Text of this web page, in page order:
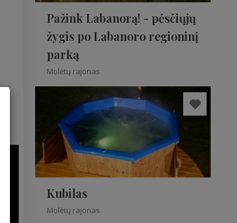
Pažink Labanorą! - pėsčiųjų
žygis po Labanoro regioninį
parką
Molėtų rajonas
Kubilas
Molėtų rajonas